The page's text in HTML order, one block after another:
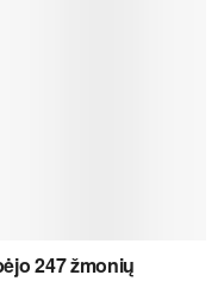
247 žmonių